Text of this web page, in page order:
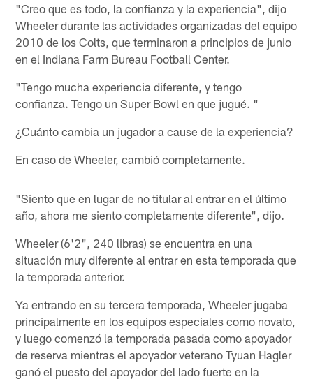
"Creo que es todo, la confianza y la experiencia", dijo
Wheeler durante las actividades organizadas del equipo
2010 de los Colts, que terminaron a principios de junio
en el Indiana Farm Bureau Football Center.
"Tengo mucha experiencia diferente, y tengo
confianza. Tengo un Super Bowl en que jugué. "
¿Cuánto cambia un jugador a cause de la experiencia?
En caso de Wheeler, cambió completamente.
"Siento que en lugar de no titular al entrar en el último
año, ahora me siento completamente diferente", dijo.
Wheeler (6'2", 240 libras) se encuentra en una
situación muy diferente al entrar en esta temporada que
la temporada anterior.
Ya entrando en su tercera temporada, Wheeler jugaba
principalmente en los equipos especiales como novato,
y luego comenzó la temporada pasada como apoyador
de reserva mientras el apoyador veterano Tyuan Hagler
ganó el puesto del apoyador del lado fuerte en la